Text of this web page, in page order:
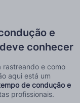
e
conhecer
rastreando e como
aqui está um
de condução e
profissionais.